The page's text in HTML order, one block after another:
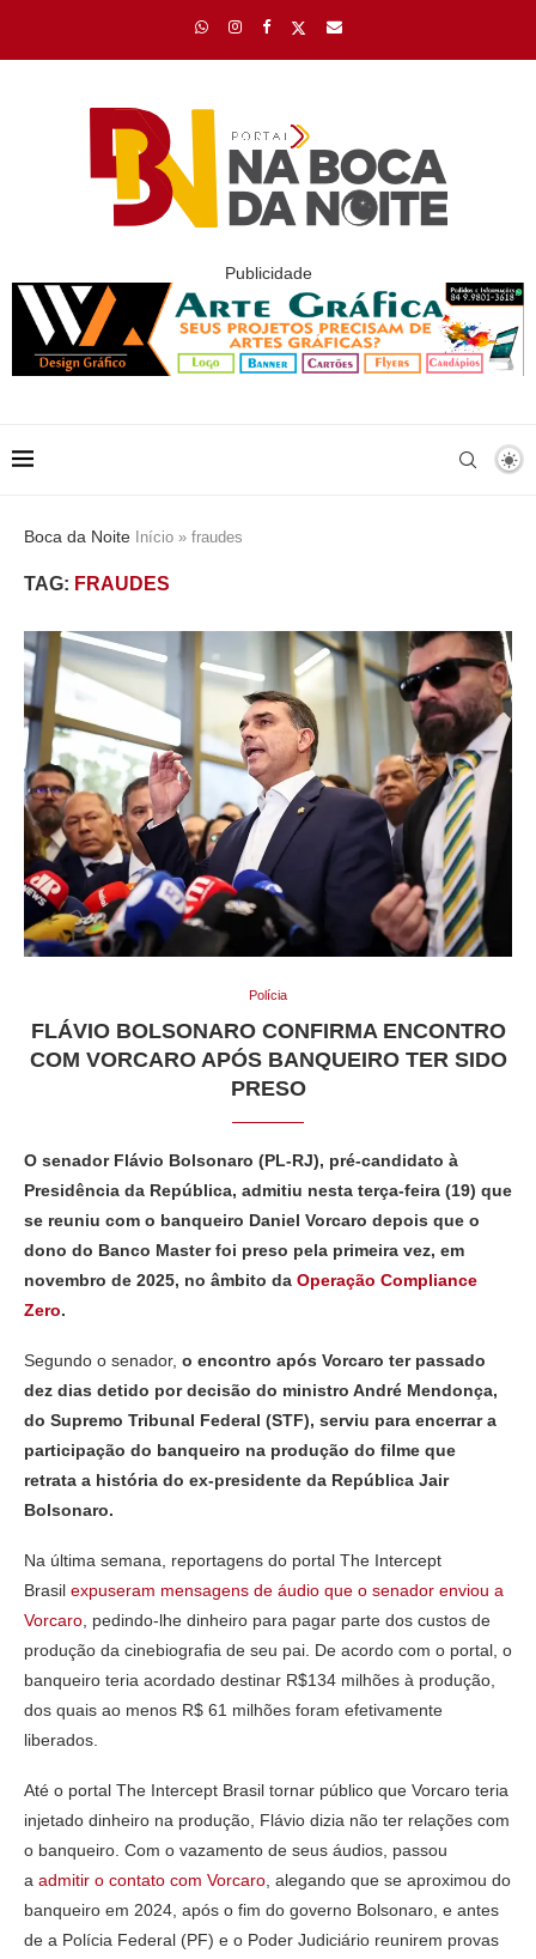
Publicidade
Boca da Noite Início » fraudes
TAG: FRAUDES
Polícia
FLÁVIO BOLSONARO CONFIRMA ENCONTRO
COM VORCARO APÓS BANQUEIRO TER SIDO
PRESO
O senador Flávio Bolsonaro (PL-RJ), pré-candidato à
Presidência da República, admitiu nesta terça-feira (19) que
se reuniu com o banqueiro Daniel Vorcaro depois que o
dono do Banco Master foi preso pela primeira vez, em
novembro de 2025, no âmbito da Operação Compliance
Zero.
Segundo o senador, o encontro após Vorcaro ter passado
dez dias detido por decisão do ministro André Mendonça,
do Supremo Tribunal Federal (STF), serviu para encerrar a
participação do banqueiro na produção do filme que
retrata a história do ex-presidente da República Jair
Bolsonaro.
Na última semana, reportagens do portal The Intercept
Brasil expuseram mensagens de áudio que o senador enviou a
Vorcaro , pedindo-lhe dinheiro para pagar parte dos custos de
produção da cinebiografia de seu pai. De acordo com o portal, o
banqueiro teria acordado destinar R$134 milhões à produção,
dos quais ao menos R$ 61 milhões foram efetivamente
liberados.
Até o portal The Intercept Brasil tornar público que Vorcaro teria
injetado dinheiro na produção, Flávio dizia não ter relações com
o banqueiro. Com o vazamento de seus áudios, passou
a admitir o contato com Vorcaro , alegando que se aproximou do
banqueiro em 2024, após o fim do governo Bolsonaro, e antes
de a Polícia Federal (PF) e o Poder Judiciário reunirem provas